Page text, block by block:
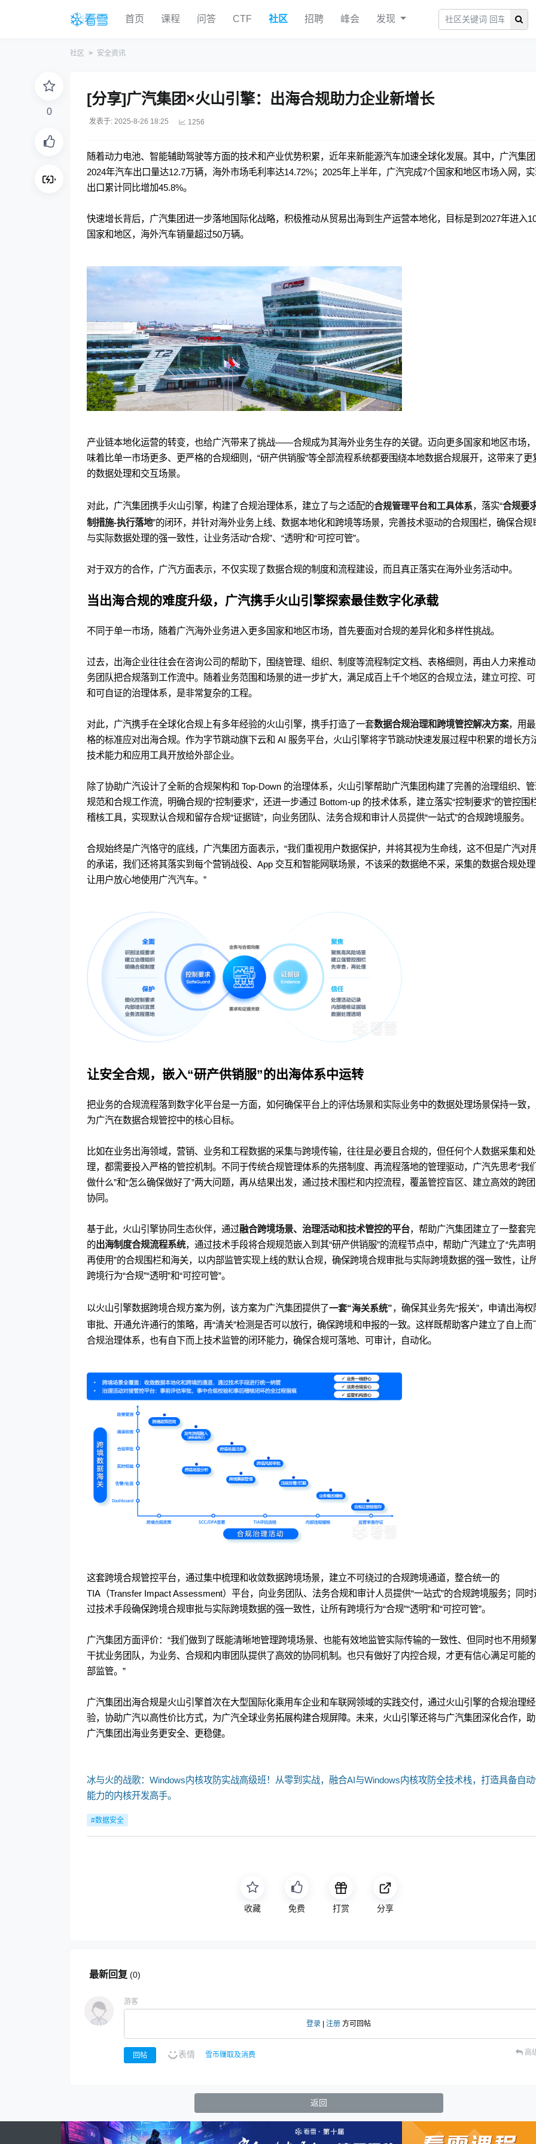
首页 课程 问答 CTF 社区 招聘 峰会 发现
社区 安全资讯
0
[分享]广汽集团×火山引擎：出海合规助力企业新增长
发表于: 2025-8-26 18:25 1256
随着动力电池、智能辅助驾驶等方面的技术和产业优势积累，近年来新能源汽车加速全球化发展。其中，广汽集团
2024年汽车出口量达12.7万辆，海外市场毛利率达14.72%；2025年上半年，广汽完成7个国家和地区市场入网，
出口累计同比增加45.8%。
快速增长背后，广汽集团进一步落地国际化战略，积极推动从贸易出海到生产运营本地化，目标是到2027年进入
国家和地区，海外汽车销量超过50万辆。
产业链本地化运营的转变，也给广汽带来了挑战——合规成为其海外业务生存的关键。迈向更多国家和地区市场
味着比单一市场更多、更严格的合规细则，“研产供销服”等全部流程系统都要围绕本地数据合规展开，这带来了更
的数据处理和交互场景。
对此，广汽集团携手火山引擎，构建了合规治理体系，建立了与之适配的合规管理平台和工具体系，落实“合规要
制措施-执行落地”的闭环，并针对海外业务上线、数据本地化和跨境等场景，完善技术驱动的合规围栏，确保合规
与实际数据处理的强一致性，让业务活动“合规”、“透明”和“可控可管”。
对于双方的合作，广汽方面表示，不仅实现了数据合规的制度和流程建设，而且真正落实在海外业务活动中。
当出海合规的难度升级，广汽携手火山引擎探索最佳数字化承载
不同于单一市场，随着广汽海外业务进入更多国家和地区市场，首先要面对合规的差异化和多样性挑战。
过去，出海企业往往会在咨询公司的帮助下，围绕管理、组织、制度等流程制定文档、表格细则，再由人力来推
务团队把合规落到工作流中。随着业务范围和场景的进一步扩大，满足成百上千个地区的合规立法，建立可控、
和可自证的治理体系，是非常复杂的工程。
对此，广汽携手在全球化合规上有多年经验的火山引擎，携手打造了一套数据合规治理和跨境管控解决方案，用
格的标准应对出海合规。作为字节跳动旗下云和 AI 服务平台，火山引擎将字节跳动快速发展过程中积累的增长方
技术能力和应用工具开放给外部企业。
除了协助广汽设计了全新的合规架构和 Top-Down 的治理体系，火山引擎帮助广汽集团构建了完善的治理组织、
规范和合规工作流，明确合规的“控制要求”，还进一步通过 Bottom-up 的技术体系，建立落实“控制要求”的管控围
稽核工具，实现默认合规和留存合规“证据链”，向业务团队、法务合规和审计人员提供“一站式”的合规跨境服务。
合规始终是广汽恪守的底线，广汽集团方面表示，“我们重视用户数据保护，并将其视为生命线，这不但是广汽对
的承诺，我们还将其落实到每个营销战役、App 交互和智能网联场景，不该采的数据绝不采，采集的数据合规处
让用户放心地使用广汽汽车。”
让安全合规，嵌入“研产供销服”的出海体系中运转
把业务的合规流程落到数字化平台是一方面，如何确保平台上的评估场景和实际业务中的数据处理场景保持一致
为广汽在数据合规管控中的核心目标。
比如在业务出海领域，营销、业务和工程数据的采集与跨境传输，往往是必要且合规的，但任何个人数据采集和处
理，都需要投入严格的管控机制。不同于传统合规管理体系的先搭制度、再流程落地的管理驱动，广汽先思考“我
做什么”和“怎么确保做好了”两大问题，再从结果出发，通过技术围栏和内控流程，覆盖管控盲区、建立高效的跨
协同。
基于此，火山引擎协同生态伙伴，通过融合跨境场景、治理活动和技术管控的平台，帮助广汽集团建立了一整套
的出海制度合规流程系统，通过技术手段将合规规范嵌入到其“研产供销服”的流程节点中，帮助广汽建立了“先声
再使用”的合规围栏和海关，以内部监管实现上线的默认合规，确保跨境合规审批与实际跨境数据的强一致性，让
跨境行为“合规”“透明”和“可控可管”。
以火山引擎数据跨境合规方案为例，该方案为广汽集团提供了一套“海关系统”，确保其业务先“报关”，申请出海权
审批、开通允许通行的策略，再“清关”检测是否可以放行，确保跨境和申报的一致。这样既帮助客户建立了自上而
合规治理体系，也有自下而上技术监管的闭环能力，确保合规可落地、可审计，自动化。
这套跨境合规管控平台，通过集中梳理和收敛数据跨境场景，建立不可绕过的合规跨境通道，整合统一的
TIA（Transfer Impact Assessment）平台，向业务团队、法务合规和审计人员提供“一站式”的合规跨境服务；同时
过技术手段确保跨境合规审批与实际跨境数据的强一致性，让所有跨境行为“合规”“透明”和“可控可管”。
广汽集团方面评价：“我们做到了既能清晰地管理跨境场景、也能有效地监管实际传输的一致性、但同时也不用频
干扰业务团队，为业务、合规和内审团队提供了高效的协同机制。也只有做好了内控合规，才更有信心满足可能
部监管。”
广汽集团出海合规是火山引擎首次在大型国际化乘用车企业和车联网领域的实践交付，通过火山引擎的合规治理经
验，协助广汽以高性价比方式，为广汽全球业务拓展构建合规屏障。未来，火山引擎还将与广汽集团深化合作，
广汽集团出海业务更安全、更稳健。
冰与火的战歌：Windows内核攻防实战高级班！从零到实战，融合AI与Windows内核攻防全技术栈，打造具备自
能力的内核开发高手。
#数据安全
收藏 免费 打赏 分享
最新回复 (0)
游客
登录 注册 方可回帖
回帖 表情 雪币赚取及消费 高
返回